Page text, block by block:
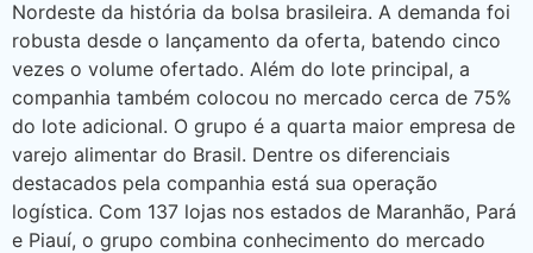
Nordeste da história da bolsa brasileira. A demanda foi
robusta desde o lançamento da oferta, batendo cinco
vezes o volume ofertado. Além do lote principal, a
companhia também colocou no mercado cerca de 75%
do lote adicional. O grupo é a quarta maior empresa de
varejo alimentar do Brasil. Dentre os diferenciais
destacados pela companhia está sua operação
logística. Com 137 lojas nos estados de Maranhão, Pará
e Piauí, o grupo combina conhecimento do mercado